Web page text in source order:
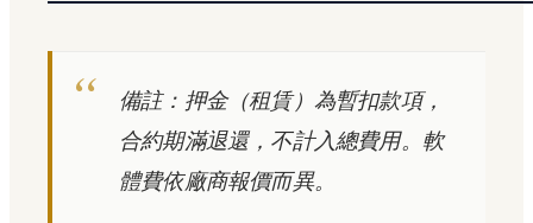
備註：押金（租賃）為暫扣款項，
合約期滿退還，不計入總費用。軟
體費依廠商報價而異。